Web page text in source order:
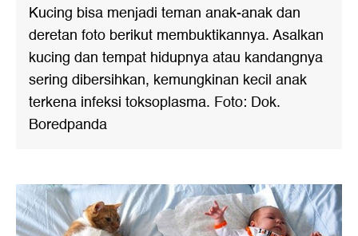
Kucing bisa menjadi teman anak-anak dan
deretan foto berikut membuktikannya. Asalkan
kucing dan tempat hidupnya atau kandangnya
sering dibersihkan, kemungkinan kecil anak
terkena infeksi toksoplasma. Foto: Dok.
Boredpanda